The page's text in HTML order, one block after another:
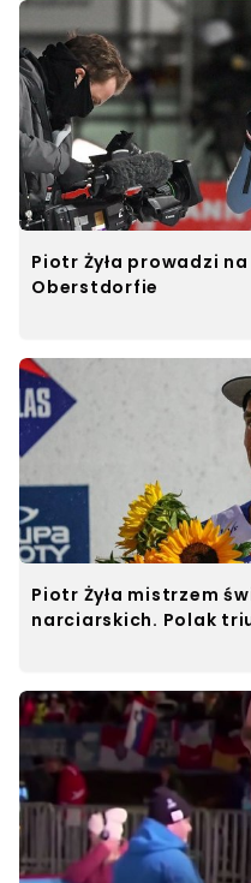
Piotr Żyła prowadzi na
Oberstdorfie
Piotr Żyła mistrzem
narciarskich. Polak